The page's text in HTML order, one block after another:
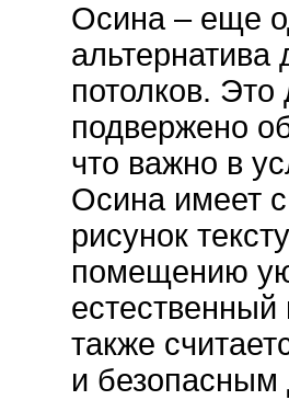
Осина – еще
альтернатива
потолков. Это
подвержено
что важно в
Осина имеет
рисунок
помещению
также
и безопасным